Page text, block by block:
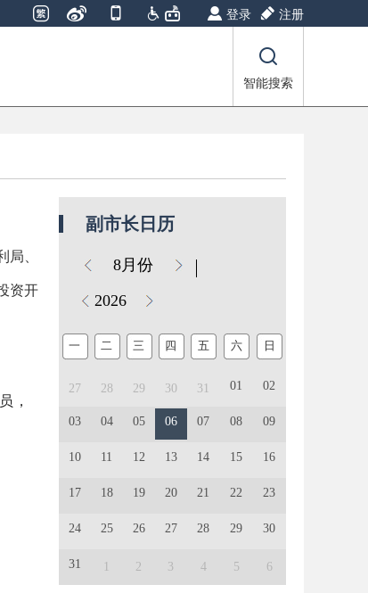
登录 注册
智能搜索
、
资开
，
副市长日历
8月份
2026
一 二 三 四 五 六 日
27 28 29 30 31 01 02
03 04 05 06 07 08 09
10 11 12 13 14 15 16
17 18 19 20 21 22 23
24 25 26 27 28 29 30
31 2 3 4 5 6